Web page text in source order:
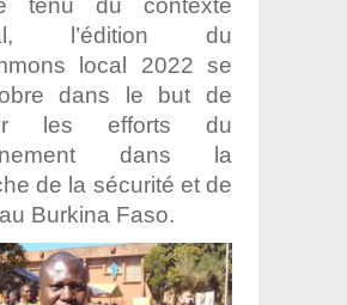
tenu du contexte
l’édition du
local 2022 se
dans le but de
les efforts du
dans la
de la sécurité et de
Burkina Faso.